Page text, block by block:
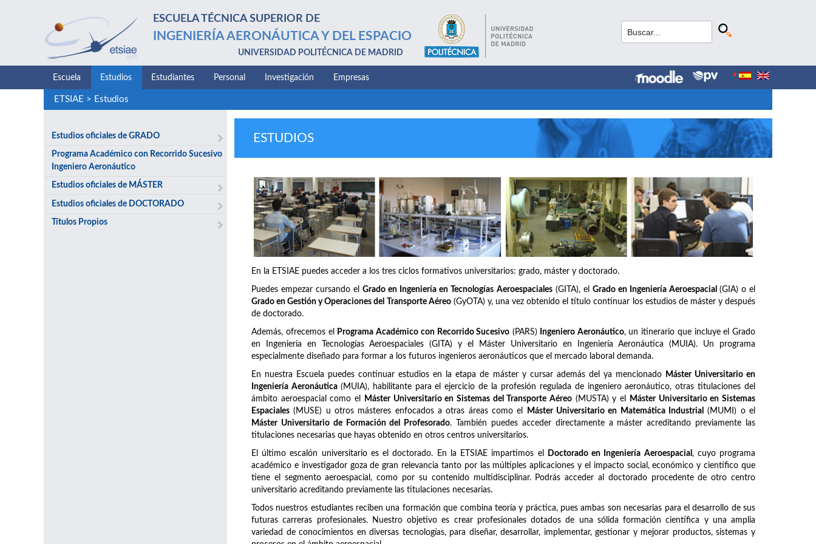
ESCUELA TÉCNICA SUPERIOR DE
INGENIERÍA AERONÁUTICA Y DEL ESPACIO
UNIVERSIDAD POLITÉCNICA DE MADRID
Escuela Estudios Estudiantes Personal Investigación Empresas
ETSIAE > Estudios
Estudios oficiales de GRADO
Programa Académico con Recorrido Sucesivo
Ingeniero Aeronáutico
Estudios oficiales de MÁSTER
Estudios oficiales de DOCTORADO
Títulos Propios
ESTUDIOS
En la ETSIAE puedes acceder a los tres ciclos formativos universitarios: grado, máster y doctorado.
Puedes empezar cursando elGrado en Ingeniería en Tecnologías Aeroespaciales(GITA), el Grado en Ingeniería Aeroespacial (GIA) o el
Grado en Gestión y Operaciones del Transporte Aéreo(GyOTA) y, una vez obtenido el título continuar los estudios de máster y después
de doctorado.
Además, ofrecemos el Programa Académico con Recorrido Sucesivo (PARS) Ingeniero Aeronáutico, un itinerario que incluye el Grado
en Ingeniería en Tecnologías Aeroespaciales (GITA) y el Máster Universitario en Ingeniería Aeronáutica (MUIA). Un programa
especialmente diseñado para formar a los futuros ingenieros aeronáuticos que el mercado laboral demanda.
En nuestra Escuela puedes continuar estudios en la etapa de máster y cursar además del ya mencionado Máster Universitario en
Ingeniería Aeronáutica (MUIA), habilitante para el ejercicio de la profesión regulada de ingeniero aeronáutico, otras titulaciones del
ámbito aeroespacial como el
Máster Universitario en Sistemas del Transporte Aéreo (MUSTA) y el
Máster Universitario en Sistemas
Espaciales (MUSE) u otros másteres enfocados a otras áreas como el Máster Universitario en Matemática Industrial
(MUMI) o el
Máster Universitario de Formación del Profesorado. También puedes acceder directamente a máster acreditando previamente las
titulaciones necesarias que hayas obtenido en otros centros universitarios.
El último escalón universitario es el doctorado. En la ETSIAE impartimos el Doctorado en Ingeniería Aeroespacial , cuyo programa
académico e investigador goza de gran relevancia tanto por las múltiples aplicaciones y el impacto social, económico y científico que
tiene el segmento aeroespacial, como por su contenido multidisciplinar. Podrás acceder al doctorado procedente de otro centro
universitario acreditando previamente las titulaciones necesarias.
Todos nuestros estudiantes reciben una formación que combina teoría y práctica, pues ambas son necesarias para el desarrollo de sus
futuras carreras profesionales. Nuestro objetivo es crear profesionales dotados de una sólida formación científica y una amplia
variedad de conocimientos en diversas tecnologías, para diseñar, desarrollar, implementar, gestionar y mejorar productos, sistemas y